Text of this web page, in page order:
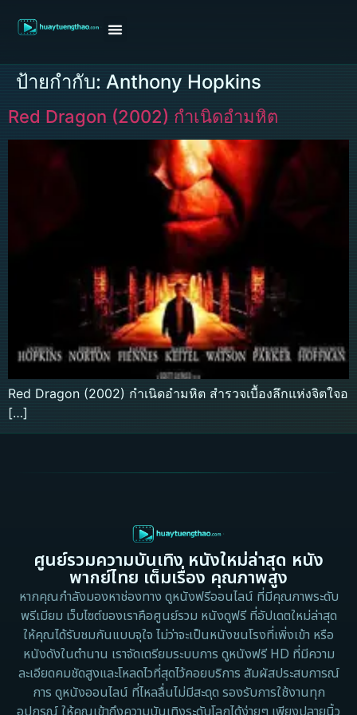
ป้ายกำกับ: Anthony Hopkins
Red Dragon (2002) กำเนิดอำมหิต
Red Dragon (2002) กำเนิดอำมหิต สำรวจเบื้องลึกแห่งจิตใจอ
[…]
ศูนย์รวมความบันเทิง หนังใหม่ล่าสุด หนัง
พากย์ไทย เต็มเรื่อง คุณภาพสูง
หากคุณกำลังมองหาช่องทาง ดูหนังฟรีออนไลน์ ที่มีคุณภาพระดับ
พรีเมียม เว็บไซต์ของเราคือศูนย์รวม หนังดูฟรี ที่อัปเดตใหม่ล่าสุด
ให้คุณได้รับชมกันแบบจุใจ ไม่ว่าจะเป็นหนังชนโรงที่เพิ่งเข้า หรือ
หนังดังในตำนาน เราจัดเตรียมระบบการ ดูหนังฟรี HD ที่มีความ
ละเอียดคมชัดสูงและโหลดไวที่สุดไว้คอยบริการ สัมผัสประสบการณ์
การ ดูหนังออนไลน์ ที่ไหลลื่นไม่มีสะดุด รองรับการใช้งานทุก